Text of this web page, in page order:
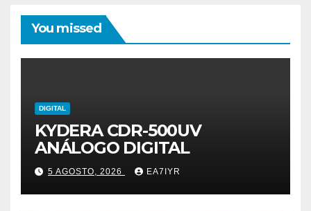
You missed
DIGITAL
KYDERA CDR-500UV
ANÁLOGO DIGITAL
5 AGOSTO, 2026 EA7IYR